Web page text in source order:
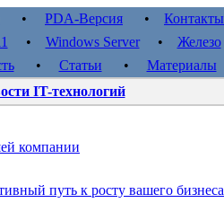
• PDA-Версия • Контакты
• Windows Server• Железо
• Статьи • Материалы
IT-технологий
компании
путь к росту вашего бизнеса